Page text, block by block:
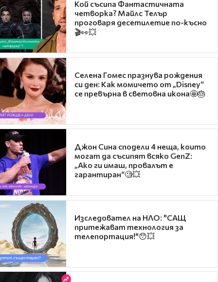
Кой съсипа Фантастичната
четворка? Майлс Телър
проговаря десетилетие по-късно
🎬👀💥
Селена Гомес празнува рождения
си ден: Как момичето от „Disney“
се превърна в световна икона🤩🎂
Джон Сина сподели 4 неща, които
могат да съсипят всяко GenZ:
„Ако ги имаш, провалът е
гарантиран“🧐💥
Изследовател на НЛО: "САЩ
притежават технология за
телепортация!"😯💥